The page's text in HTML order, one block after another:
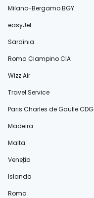
Milano-Bergamo BGY
easyJet
Sardinia
Roma Ciampino CIA
Wizz Air
Travel Service
Paris Charles de Gaulle CDG
Madeira
Malta
Veneția
Islanda
Roma